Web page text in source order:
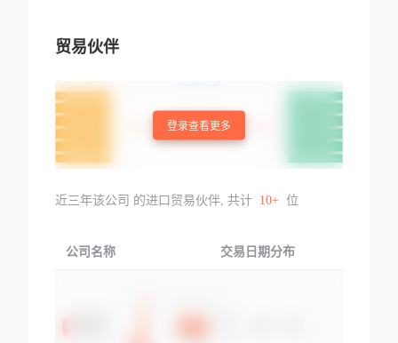
贸易伙伴
登录查看更多
近三年该公司 的进口贸易伙伴, 共计 10+ 位
公司名称 交易日期分布